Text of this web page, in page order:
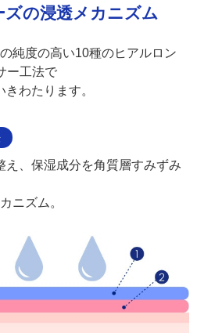
ズの浸透メカニズム
純度の高い10種のヒアルロン
ー工法で
わたります。
え、保湿成分を角質層すみずみ
ニズム。